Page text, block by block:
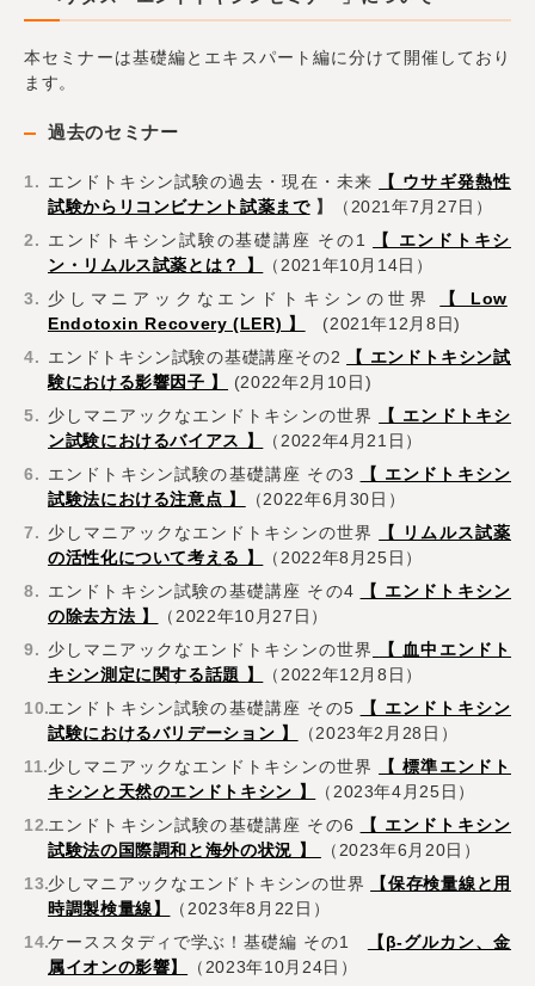
本セミナーは基礎編とエキスパート編に分けて開催しており
ます。
過去のセミナー
エンドトキシン試験の過去・現在・未来 【 ウサギ発熱性
試験からリコンビナント試薬まで】
（2021年7月27日）
エンドトキシン試験の基礎講座 その1
【 エンドトキシ
ン・リムルス試薬とは？ 】
（2021年10月14日）
少しマニアックなエンドトキシンの世界
【 Low
Endotoxin Recovery (LER) 】
(2021年12月8日)
エンドトキシン試験の基礎講座その2
【 エンドトキシン試
験における影響因子 】
(2022年2月10日)
少しマニアックなエンドトキシンの世界
【 エンドトキシ
ン試験におけるバイアス 】
（2022年4月21日）
エンドトキシン試験の基礎講座 その3
【 エンドトキシン
試験法における注意点 】
（2022年6月30日）
少しマニアックなエンドトキシンの世界
【 リムルス試薬
の活性化について考える 】
（2022年8月25日）
エンドトキシン試験の基礎講座 その4
【 エンドトキシン
の除去方法 】
（2022年10月27日）
少しマニアックなエンドトキシンの世界
【 血中エンドト
キシン測定に関する話題 】
（2022年12月8日）
エンドトキシン試験の基礎講座 その5
【 エンドトキシン
試験におけるバリデーション 】
（2023年2月28日）
少しマニアックなエンドトキシンの世界
【 標準エンドト
キシンと天然のエンドトキシン 】
（2023年4月25日）
エンドトキシン試験の基礎講座 その6
【 エンドトキシン
試験法の国際調和と海外の状況 】
（2023年6月20日）
少しマニアックなエンドトキシンの世界
【保存検量線と用
時調製検量線】
（2023年8月22日）
ケーススタディで学ぶ！基礎編 その1
【β-グルカン、金
属イオンの影響】
（2023年10月24日）